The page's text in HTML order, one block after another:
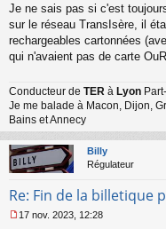
e
s
g
n
o
n
u
Je ne sais pas si c'est
sur le réseau TransIsère, il
rechargeables cartonnées
qui n'avaient pas de carte
Conducteur de TER à Lyon
Je me balade à Macon, Dijon,
Bains et Annecy
Billy
Régulateur
Re: Fin de la billetique
17 nov. 2023, 12:28